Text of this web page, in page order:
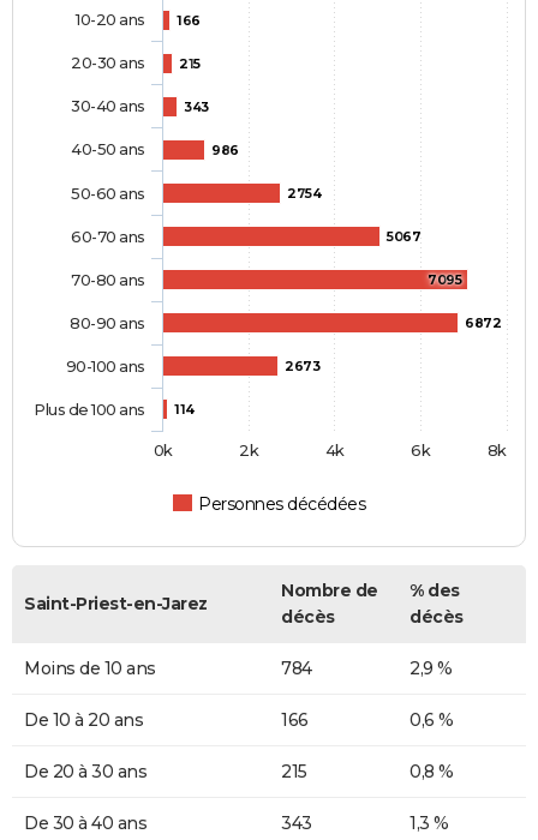
166
215
343
986
2754
5067
7095
6872
2673
114
Personnes décédées
10-20 ans
20-30 ans
30-40 ans
40-50 ans
50-60 ans
60-70 ans
70-80 ans
80-90 ans
90-100 ans
Plus de 100 ans
0k 2k 4k 6k 8k
Saint-Priest-en-Jarez
Nombre de
décès
% des
décès
Moins de 10 ans 784 2,9 %
De 10 à 20 ans 166 0,6 %
De 20 à 30 ans 215 0,8 %
De 30 à 40 ans 343 1,3 %